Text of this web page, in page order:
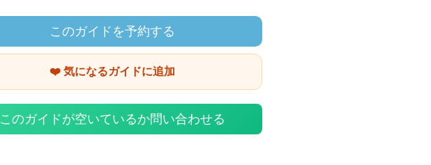
このガイドを予約する
❤️ 気になるガイドに追加
このガイドが空いているか問い合わせる